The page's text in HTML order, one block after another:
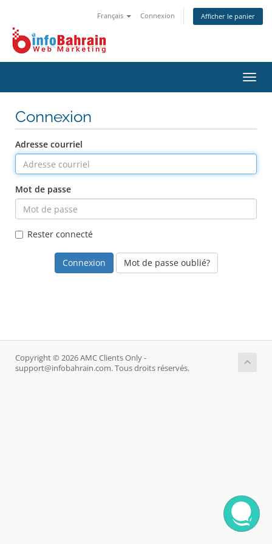
Français Connexion Afficher le panier
la
Connexion
Adresse courriel
Mot de passe
Rester connecté
Mot de passe oublié?
Copyright © 2026 AMC Clients Only -
support@infobahrain.com. Tous droits réservés.